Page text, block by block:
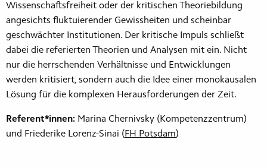
Wissenschaftsfreiheit oder der kritischen Theoriebildung
angesichts fluktuierender Gewissheiten und scheinbar
geschwächter Institutionen. Der kritische Impuls schließt
dabei die referierten Theorien und Analysen mit ein. Nicht
nur die herrschenden Verhältnisse und Entwicklungen
werden kritisiert, sondern auch die Idee einer monokausalen
Lösung für die komplexen Herausforderungen der Zeit.
Referent*innen: Marina Chernivsky (Kompetenzzentrum)
und Friederike Lorenz-Sinai (FH Potsdam)